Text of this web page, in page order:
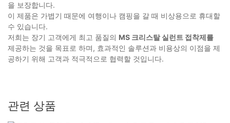
을 보장합니다.
이 제품은 가볍기 때문에 여행이나 캠핑을 갈 때 비상용으로 휴대할
수 있습니다.
저희는 장기 고객에게 최고 품질의 MS 크리스탈 실런트 접착제를
제공하는 것을 목표로 하며, 효과적인 솔루션과 비용상의 이점을 제
공하기 위해 고객과 적극적으로 협력할 것입니다.
관련 상품